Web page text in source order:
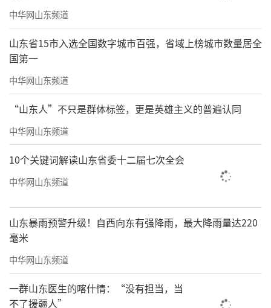
中华网山东频道
山东省15市入选全国数字城市百强，省域上榜城市数量居全
国第一
中华网山东频道
“山东人”不只是群体标签，更是英雄主义的普遍认同
中华网山东频道
10个关键词解读山东省委十二届七次全会
中华网山东频道
山东暴雨预警升级！自西向东有强降雨，最大降雨量达220
毫米
中华网山东频道
一群山东医生的喀什情：“没有担当，当
不了援疆人”